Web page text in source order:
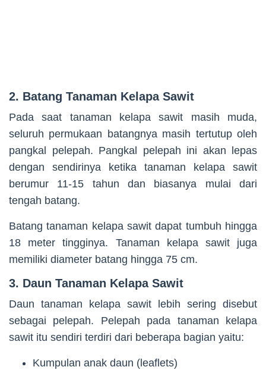
2. Batang Tanaman Kelapa Sawit
Pada saat tanaman kelapa sawit masih muda,
seluruh permukaan batangnya masih tertutup oleh
pangkal pelepah. Pangkal pelepah ini akan lepas
dengan sendirinya ketika tanaman kelapa sawit
berumur 11-15 tahun dan biasanya mulai dari
tengah batang.
Batang tanaman kelapa sawit dapat tumbuh hingga
18 meter tingginya. Tanaman kelapa sawit juga
memiliki diameter batang hingga 75 cm.
3. Daun Tanaman Kelapa Sawit
Daun tanaman kelapa sawit lebih sering disebut
sebagai pelepah. Pelepah pada tanaman kelapa
sawit itu sendiri terdiri dari beberapa bagian yaitu:
Kumpulan anak daun (leaflets)